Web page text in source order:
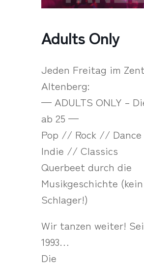
Adults Only
Jeden Freitag im
Altenberg:
— ADULTS ONLY –
ab 25 —
Pop // Rock //
Indie // Classics
Querbeet durch die
Musikgeschichte (kein
Schlager!)
Wir tanzen weiter!
1993…
Die